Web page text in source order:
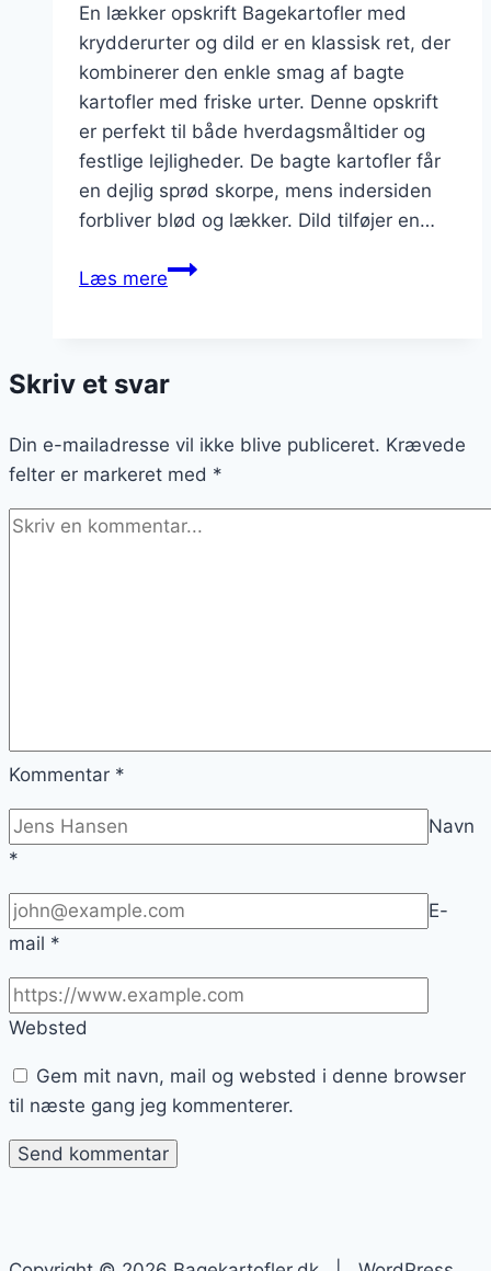
En lækker opskrift Bagekartofler med
krydderurter og dild er en klassisk ret, der
kombinerer den enkle smag af bagte
kartofler med friske urter. Denne opskrift
er perfekt til både hverdagsmåltider og
festlige lejligheder. De bagte kartofler får
en dejlig sprød skorpe, mens indersiden
forbliver blød og lækker. Dild tilføjer en…
Læs mereBagekartofler
dild
Skriv et svar
Din e-mailadresse vil ikke blive publiceret. Krævede
felter er markeret med *
Kommentar *
Navn
*
E-
mail *
Websted
Gem mit navn, mail og websted i denne browser
til næste gang jeg kommenterer.